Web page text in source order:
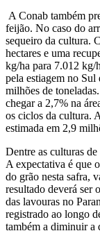
A Conab também
feijão. No caso do
sequeiro da cultura.
hectares e uma
kg/ha para 7.012 kg/
pela estiagem no Sul
milhões de
chegar a 2,7% na
os ciclos da cultura.
estimada em 2,9
Dentre as culturas
A expectativa é que
do grão nesta safra,
resultado deverá ser
das lavouras no
registrado ao longo
também a diminuir a